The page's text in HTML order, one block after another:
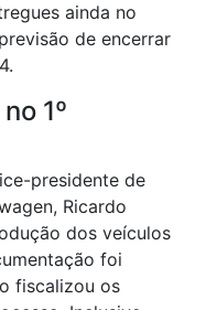
ainda no
de encerrar
1º
presidente de
Ricardo
dos veículos
foi
fiscalizou os